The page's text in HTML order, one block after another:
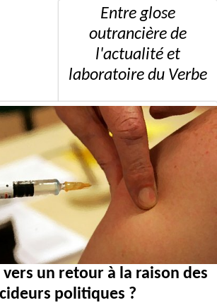
Entre glose
outrancière de
l'actualité et
laboratoire du Verbe
vers un retour à la raison des
politiques ?